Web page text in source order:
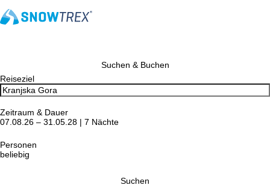
Suchen & Buchen
Reiseziel
Zeitraum & Dauer
07.08.26 – 31.05.28 | 7 Nächte
Personen
beliebig
Suchen